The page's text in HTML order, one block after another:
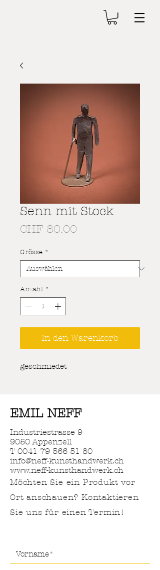
Senn mit Stock
CHF 80.00
Grösse *
Anzahl *
In den Warenkorb
geschmiedet
EMIL NEFF
Industriestrasse 9
9050 Appenzell
T 0041 79 566 51 80
info@neff-kunsthandwerk.ch
www.neff-kunsthandwerk.ch
Möchten Sie ein Produkt vor
Ort anschauen? Kontaktieren
Sie uns für einen Termin!